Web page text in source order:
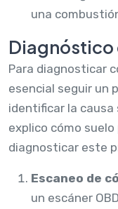
una
Diagnóstico
Para diagnosticar
esencial seguir un
identificar la causa
explico cómo
diagnosticar este
Escaneo de
un escáner